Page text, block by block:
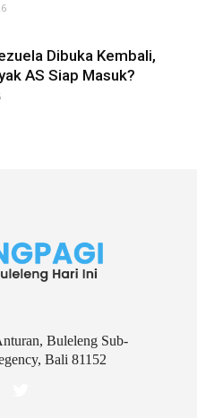
Dibuka Kembali,
AS Siap Masuk?
Buleleng Sub-
Bali 81152